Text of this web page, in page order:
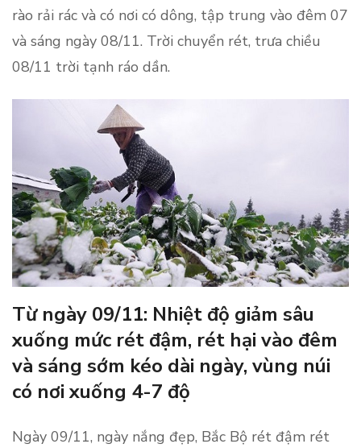
rào rải rác và có nơi có dông, tập trung vào đêm 07
và sáng ngày 08/11. Trời chuyển rét, trưa chiều
08/11 trời tạnh ráo dần.
Từ ngày 09/11: Nhiệt độ giảm sâu
xuống mức rét đậm, rét hại vào đêm
và sáng sớm kéo dài ngày, vùng núi
có nơi xuống 4-7 độ
Ngày 09/11, ngày nắng đẹp, Bắc Bộ rét đậm rét